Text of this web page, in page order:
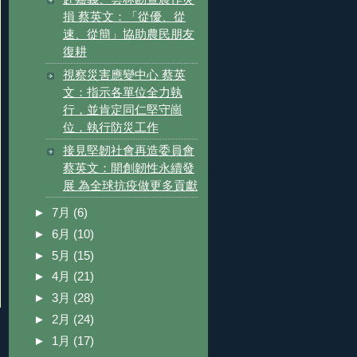
損 蔡英文：「從優、從
速、從簡」協助農民朋友
復耕
視察災害應變中心 蔡英
文：指示各單位全力執
行，並肯定同仁堅守崗
位，執行防災工作
接見堅韌社會再造委員會
蔡英文：開創韌性永續發
展 為全球抗疫做更多貢獻
► 7月 (6)
► 6月 (10)
► 5月 (15)
► 4月 (21)
► 3月 (28)
► 2月 (24)
► 1月 (17)